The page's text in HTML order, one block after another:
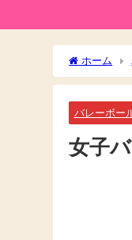
ホーム
バレーボー
女子